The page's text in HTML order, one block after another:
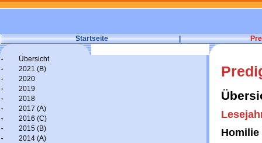
Startseite |
Übersicht
2021 (B)
2020
2019
2018
2017 (A)
2016 (C)
2015 (B)
2014 (A)
Homilie